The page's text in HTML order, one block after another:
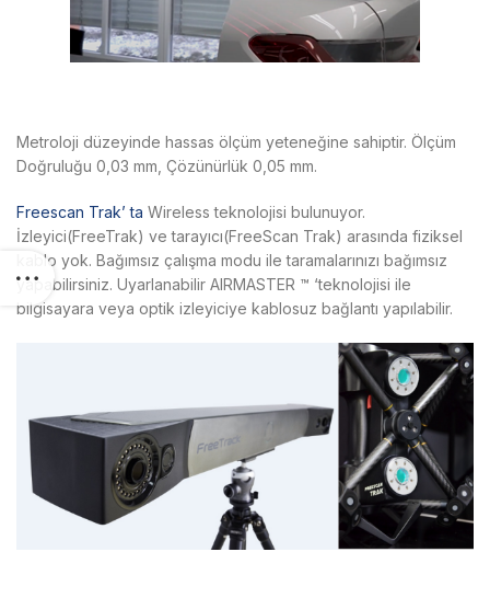
Metroloji düzeyinde hassas ölçüm yeteneğine sahiptir. Ölçüm
Doğruluğu 0,03 mm, Çözünürlük 0,05 mm.
Freescan Trak’ ta Wireless teknolojisi bulunuyor.
İzleyici(FreeTrak) ve tarayıcı(FreeScan Trak) arasında fiziksel
kablo yok. Bağımsız çalışma modu ile taramalarınızı bağımsız
yapabilirsiniz. Uyarlanabilir AIRMASTER ™ ‘teknolojisi ile
bilgisayara veya optik izleyiciye kablosuz bağlantı yapılabilir.